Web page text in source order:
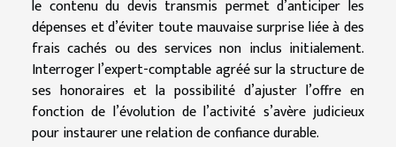
le contenu du devis transmis permet d’anticiper les
dépenses et d’éviter toute mauvaise surprise liée à des
frais cachés ou des services non inclus initialement.
Interroger l’expert-comptable agréé sur la structure de
ses honoraires et la possibilité d’ajuster l’offre en
fonction de l’évolution de l’activité s’avère judicieux
pour instaurer une relation de confiance durable.